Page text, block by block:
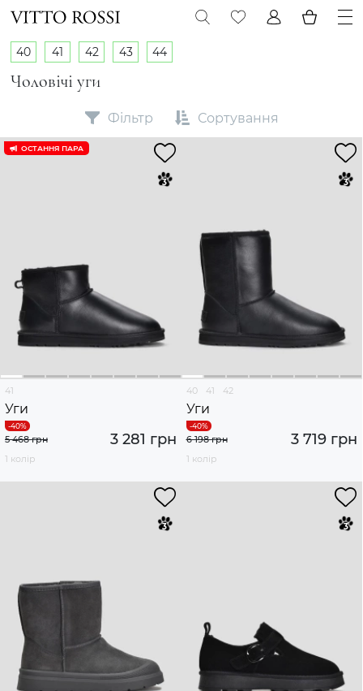
Чоловічі уги
40 41 42 43 44
Фільтр Сортування
ОСТАННЯ ПАРА
41
Уги
3 281 грн
5 468 грн
1 колір
40 41 42
Уги
3 719 грн
6 198 грн
1 колір